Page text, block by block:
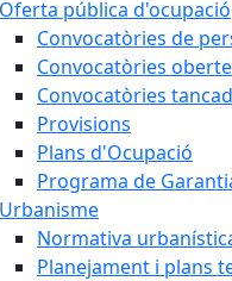
Oferta pública d'ocupació
Convocatòries de
Convocatòries
Convocatòries
Provisions
Plans d'Ocupació
Programa de
Urbanisme
Normativa
Planejament i plans